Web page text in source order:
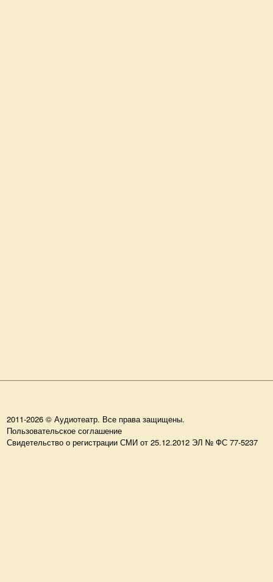
2011-2026 © Аудиотеатр. Все права защищены.
Пользовательское соглашение
Свидетельство о регистрации СМИ от 25.12.2012 ЭЛ № ФС 77-5237